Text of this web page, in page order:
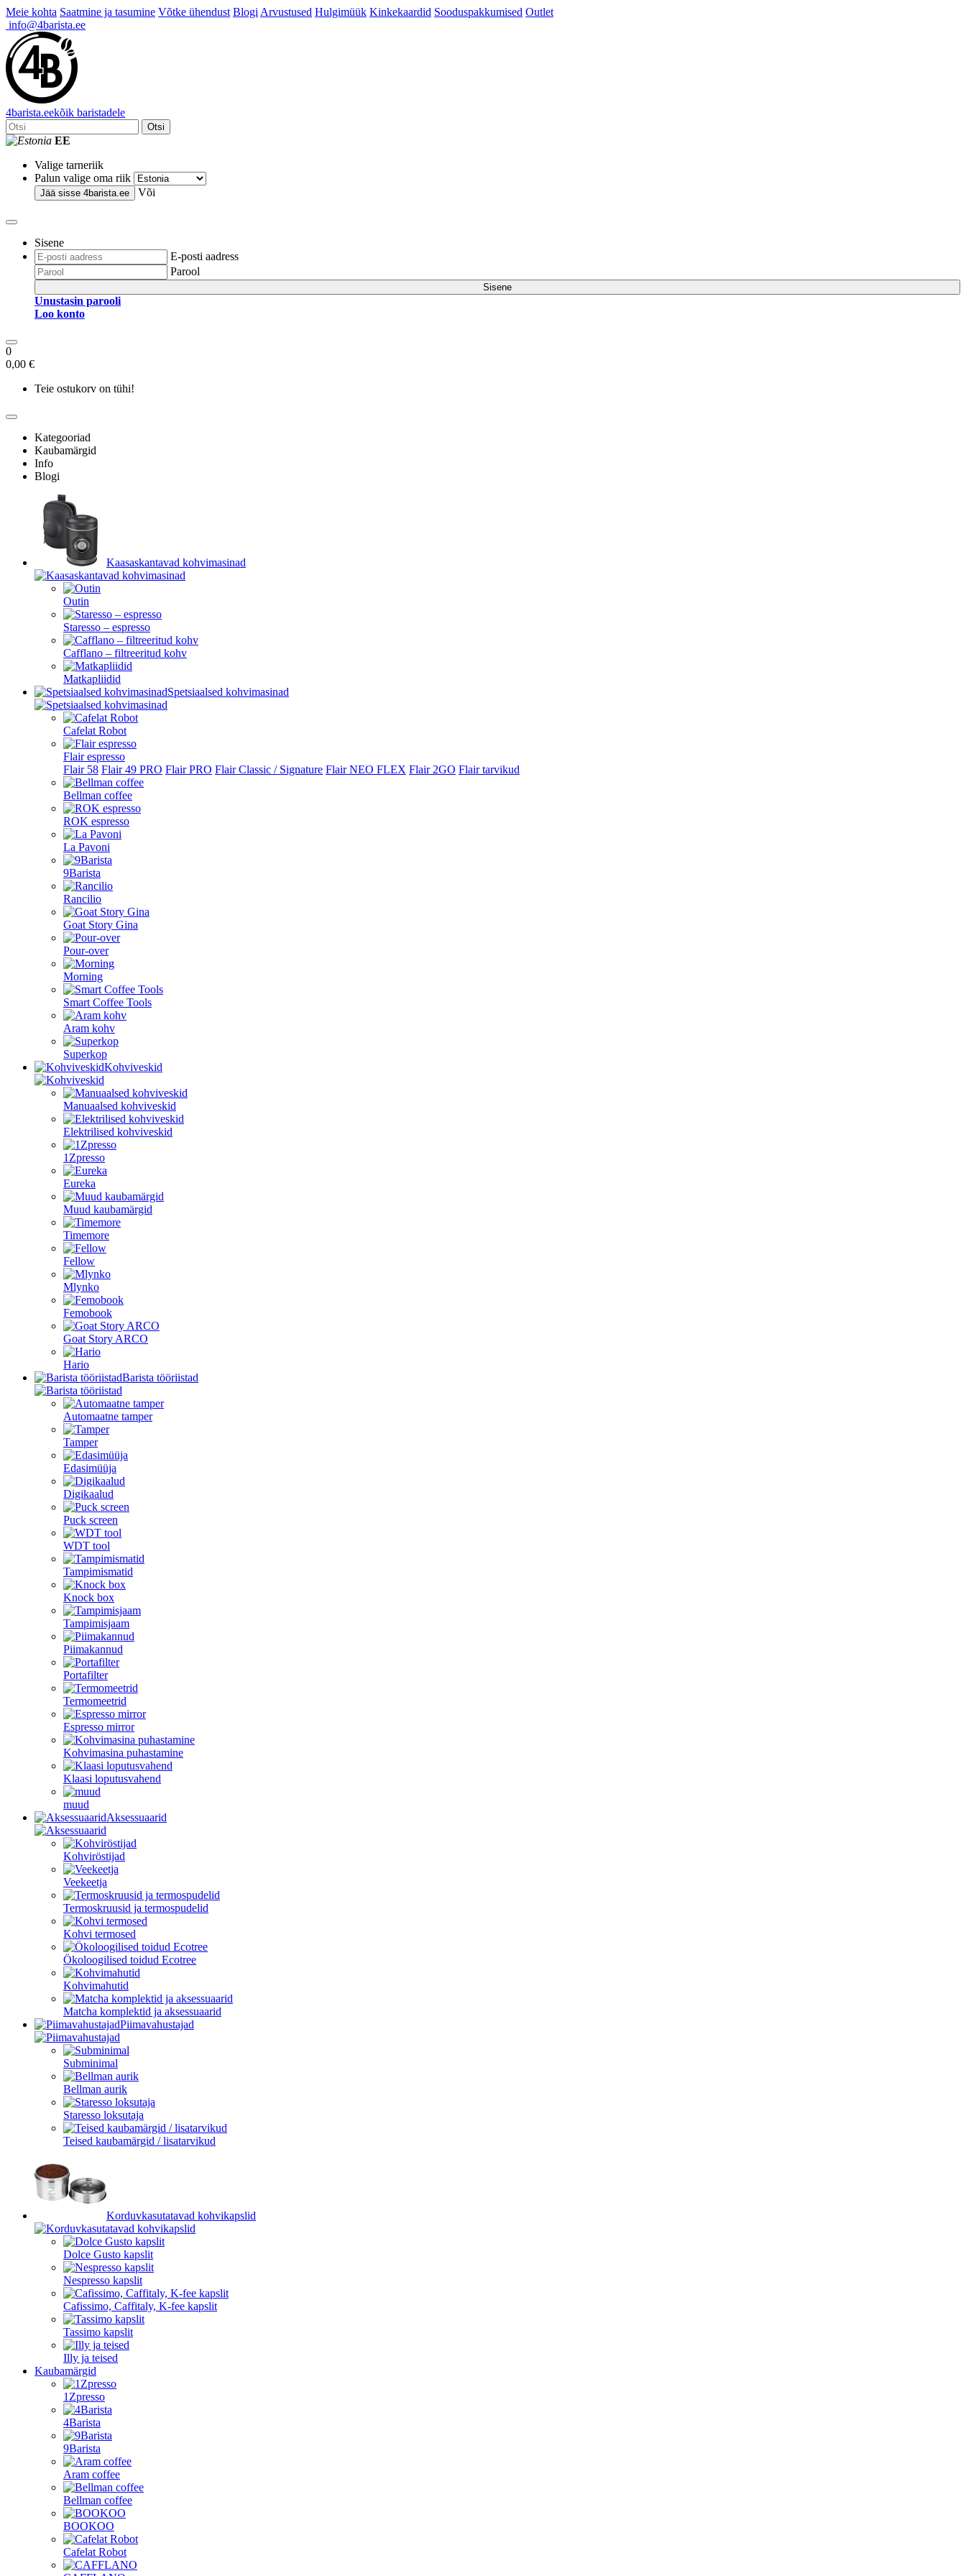
Meie kohta Saatmine ja tasumine Võtke ühendust Blogi Arvustused Hulgimüük Kinkekaardid Sooduspakkumised Outlet
info@4barista.ee
4barista.eekõik baristadele
Otsi
EE
Valige tarneriik
Palun valige oma riik
Jää sisse 4barista.ee Või
Sisene
E-posti aadress
Parool
Sisene
Unustasin parooli
Loo konto
0
0,00 €
Teie ostukorv on tühi!
Kategooriad
Kaubamärgid
Info
Blogi
Kaasaskantavad kohvimasinad
Outin
Staresso – espresso
Cafflano – filtreeritud kohv
Matkapliidid
Spetsiaalsed kohvimasinad
Cafelat Robot
Flair espresso
Flair 58 Flair 49 PRO Flair PRO Flair Classic / Signature Flair NEO FLEX Flair 2GO Flair tarvikud
Bellman coffee
ROK espresso
La Pavoni
9Barista
Rancilio
Goat Story Gina
Pour-over
Morning
Smart Coffee Tools
Aram kohv
Superkop
Kohviveskid
Manuaalsed kohviveskid
Elektrilised kohviveskid
1Zpresso
Eureka
Muud kaubamärgid
Timemore
Fellow
Mlynko
Femobook
Goat Story ARCO
Hario
Barista tööriistad
Automaatne tamper
Tamper
Edasimüüja
Digikaalud
Puck screen
WDT tool
Tampimismatid
Knock box
Tampimisjaam
Piimakannud
Portafilter
Termomeetrid
Espresso mirror
Kohvimasina puhastamine
Klaasi loputusvahend
muud
Aksessuaarid
Kohviröstijad
Veekeetja
Termoskruusid ja termospudelid
Kohvi termosed
Ökoloogilised toidud Ecotree
Kohvimahutid
Matcha komplektid ja aksessuaarid
Piimavahustajad
Subminimal
Bellman aurik
Staresso loksutaja
Teised kaubamärgid / lisatarvikud
Korduvkasutatavad kohvikapslid
Dolce Gusto kapslit
Nespresso kapslit
Cafissimo, Caffitaly, K-fee kapslit
Tassimo kapslit
Illy ja teised
Kaubamärgid
1Zpresso
4Barista
9Barista
Aram coffee
Bellman coffee
BOOKOO
Cafelat Robot